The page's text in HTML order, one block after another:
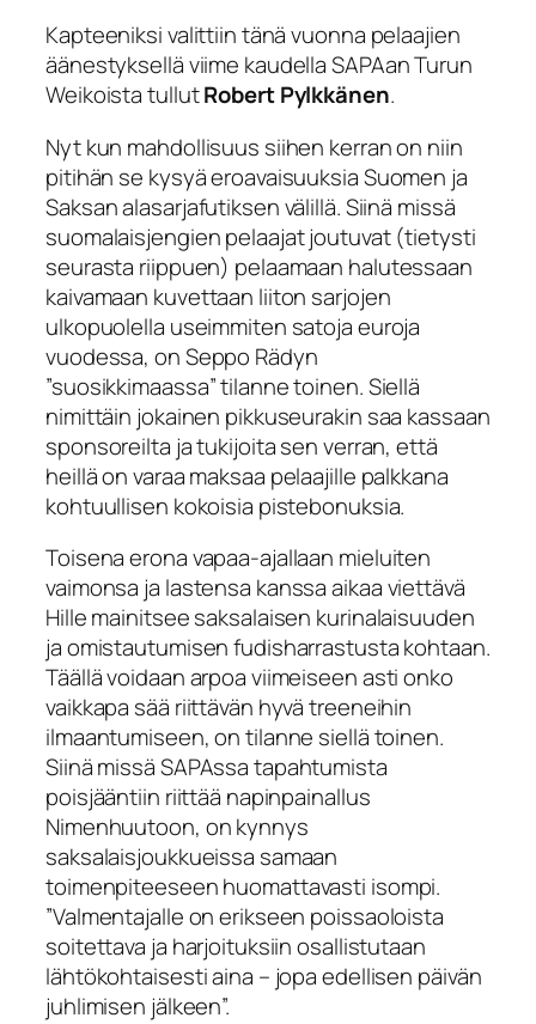
Kapteeniksi valittiin tänä vuonna pelaajien
äänestyksellä viime kaudella SAPAan Turun
Weikoista tullutRobert Pylkkänen.
Nyt kun mahdollisuus siihen kerran on niin
pitihän se kysyä eroavaisuuksia Suomen ja
Saksan alasarjafutiksen välillä. Siinä missä
suomalaisjengien pelaajat joutuvat (tietysti
seurasta riippuen) pelaamaan halutessaan
kaivamaan kuvettaan liiton sarjojen
ulkopuolella useimmiten satoja euroja
vuodessa, on Seppo Rädyn
”suosikkimaassa” tilanne toinen. Siellä
nimittäin jokainen pikkuseurakin saa kassaan
sponsoreilta ja tukijoita sen verran, että
heillä on varaa maksaa pelaajille palkkana
kohtuullisen kokoisia pistebonuksia.
Toisena erona vapaa-ajallaan mieluiten
vaimonsa ja lastensa kanssa aikaa viettävä
Hille mainitsee saksalaisen kurinalaisuuden
ja omistautumisen fudisharrastusta kohtaan.
Täällä voidaan arpoa viimeiseen asti onko
vaikkapa sää riittävän hyvä treeneihin
ilmaantumiseen, on tilanne siellä toinen.
Siinä missä SAPAssa tapahtumista
poisjääntiin riittää napinpainallus
Nimenhuutoon, on kynnys
saksalaisjoukkueissa samaan
toimenpiteeseen huomattavasti isompi.
”Valmentajalle on erikseen poissaoloista
soitettava ja harjoituksiin osallistutaan
lähtökohtaisesti aina – jopa edellisen päivän
juhlimisen jälkeen”.